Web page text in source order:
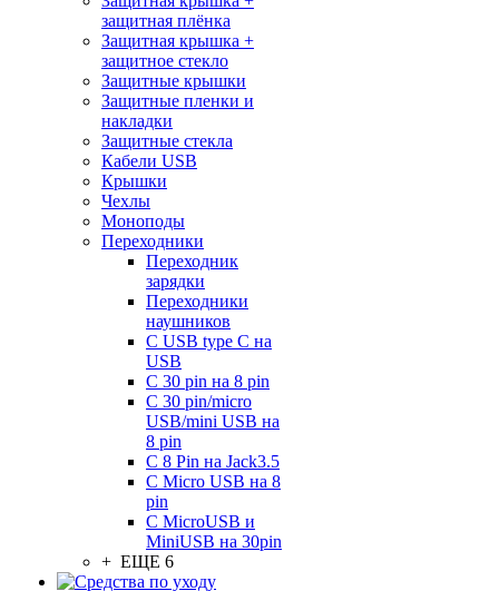
защитная плёнка
Защитная крышка +
защитное стекло
Защитные крышки
Защитные пленки и
накладки
Защитные стекла
Кабели USB
Крышки
Чехлы
Моноподы
Переходники
Переходник
зарядки
Переходники
наушников
С USB type C на
USB
С 30 pin на 8 pin
С 30 pin/micro
USB/mini USB на
8 pin
С 8 Pin на Jack3.5
С Micro USB на 8
pin
С MicroUSB и
MiniUSB на 30pin
+ ЕЩЕ 6